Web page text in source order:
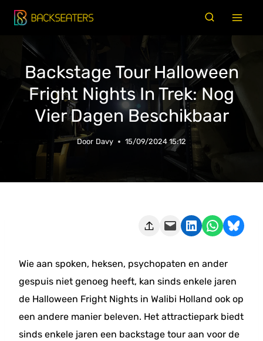
Doorgaan
naar
inhoud
Backstage Tour Halloween
Fright Nights In Trek: Nog
Vier Dagen Beschikbaar
Door Davy 15/09/2024 15:12
Deze pagina e-mailen Delen op LinkedIn Delen via WhatsApp Share on Bluesky
Wie aan spoken, heksen, psychopaten en ander
gespuis niet genoeg heeft, kan sinds enkele jaren
de Halloween Fright Nights in Walibi Holland ook op
een andere manier beleven. Het attractiepark biedt
sinds enkele jaren een backstage tour aan voor de